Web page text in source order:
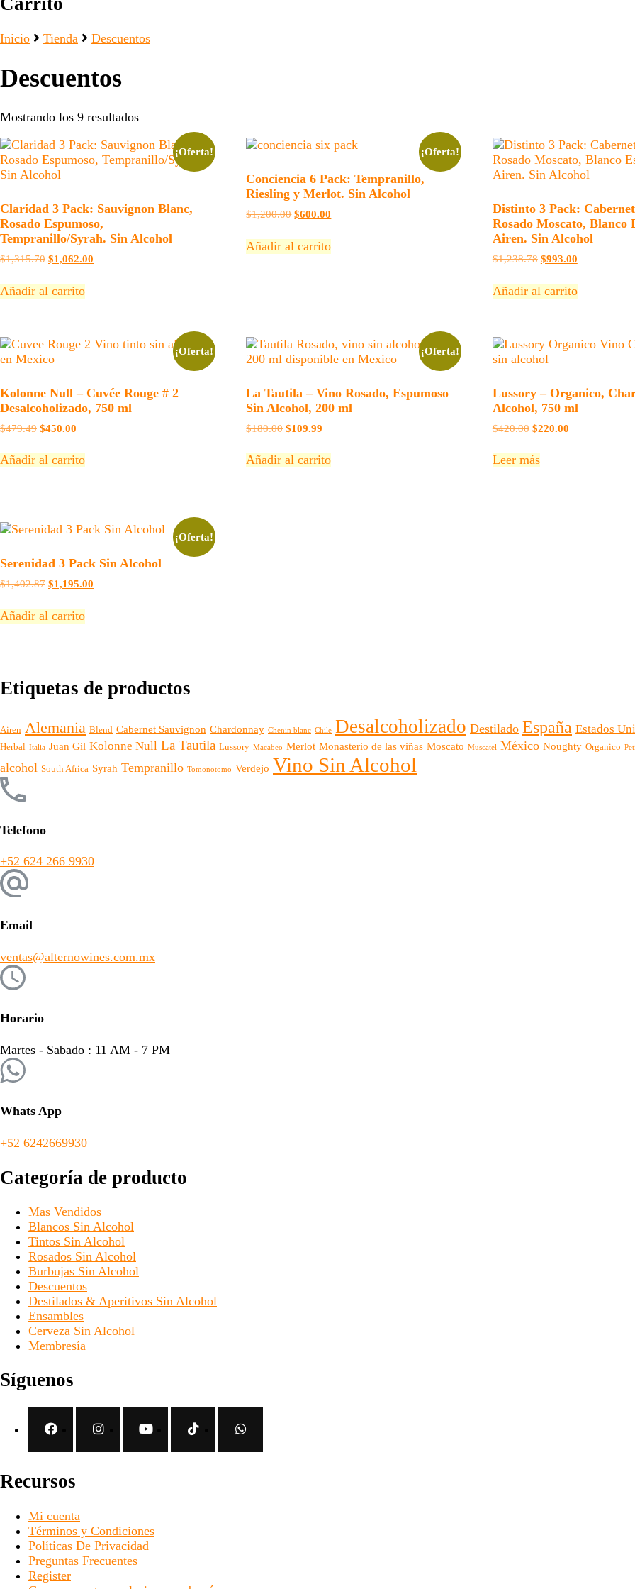
Inicio Tienda Descuentos
Descuentos
Mostrando los 9 resultados
¡Oferta!
Claridad 3 Pack: Sauvignon Blanc,
Rosado Espumoso,
Tempranillo/Syrah. Sin Alcohol
$1,315.70 El
original
era:
$1,062.00
Añadir al carrito
¡Oferta!
Conciencia 6 Pack: Tempranillo,
Riesling y Merlot. Sin Alcohol
$1,200.00 El
original
era:
$600.00
actual
es:
Añadir al carrito
Distinto 3 Pack:
Rosado Moscato, Blanco
Airen. Sin Alcohol
$1,238.78 El
original
era:
$993.00El
actual
es:
Añadir al carrito
¡Oferta!
Kolonne Null – Cuvée Rouge # 2
Desalcoholizado, 750 ml
$479.49 El
original
era:
$450.00
actual
es:
Añadir al carrito
¡Oferta!
La Tautila – Vino Rosado, Espumoso
Sin Alcohol, 200 ml
$180.00 El
original
era:
$109.99
actual
es:
Añadir al carrito
Lussory – Organico,
Alcohol, 750 ml
$420.00 El
original
era:
$220.00El
Leer más
¡Oferta!
Serenidad 3 Pack Sin Alcohol
$1,402.87 El
original
era:
$1,195.00
Añadir al carrito
Etiquetas de productos
Airen Alemania Blend Cabernet Sauvignon Chardonnay Chenin blanc Chile Desalcoholizado Destilado España Estados
Herbal Italia Juan Gil Kolonne Null La Tautila Lussory Macabeo Merlot Monasterio de las viñas Moscato Muscatel México Noughty Organico
alcohol South Africa Syrah Tempranillo Tomonotomo Verdejo Vino Sin Alcohol
Telefono
+52 624 266 9930
Email
ventas@alternowines.com.mx
Horario
Martes - Sabado : 11 AM - 7 PM
Whats App
+52 6242669930
Categoría de producto
Mas Vendidos
Blancos Sin Alcohol
Tintos Sin Alcohol
Rosados Sin Alcohol
Burbujas Sin Alcohol
Descuentos
Destilados & Aperitivos Sin Alcohol
Ensambles
Cerveza Sin Alcohol
Membresía
Síguenos
Recursos
Mi cuenta
Términos y Condiciones
Políticas De Privacidad
Preguntas Frecuentes
Register